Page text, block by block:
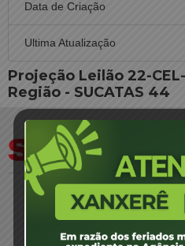
Data de Criação
Ultima Atualização
Projeção Leilão 22-
Região - SUCATAS 44